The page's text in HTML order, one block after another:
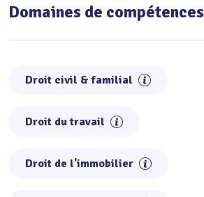
Domaines de compétences
Droit civil & familial
Droit du travail
Droit de l'immobilier